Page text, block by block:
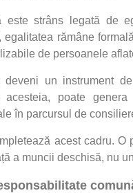
este strâns legată de
egalitatea rămâne
de persoanele
deveni un instrument
poate
în parcursul de
acest cadru.
a muncii deschisă, nu